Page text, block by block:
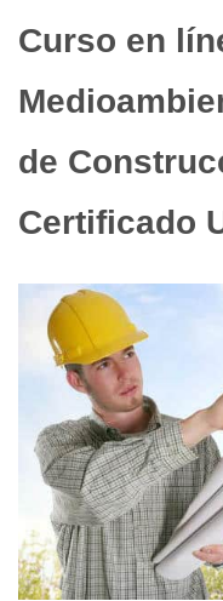
Curso en
de
Certificado